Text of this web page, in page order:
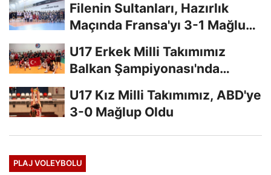
Filenin Sultanları, Hazırlık
Maçında Fransa'yı 3-1 Mağlup
U17 Erkek Milli Takımımız
Balkan Şampiyonası'nda
U17 Kız Milli Takımımız, ABD'ye
3-0 Mağlup Oldu
PLAJ VOLEYBOLU